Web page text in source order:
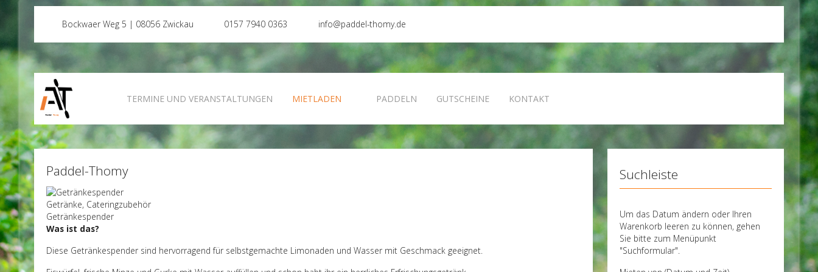
Bockwaer Weg 5 | 08056 Zwickau 0157 7940 0363 info@paddel-thomy.de
TERMINE UND VERANSTALTUNGEN MIETLADEN PADDELN GUTSCHEINE KONTAKT
Paddel-Thomy
Getränke, Cateringzubehör
Getränkespender
Was ist das?
Diese Getränkespender sind hervorragend für selbstgemachte Limonaden und Wasser mit Geschmack geeignet.
Suchleiste
Um das Datum ändern oder Ihren
Warenkorb leeren zu können, gehen
Sie bitte zum Menüpunkt
"Suchformular".